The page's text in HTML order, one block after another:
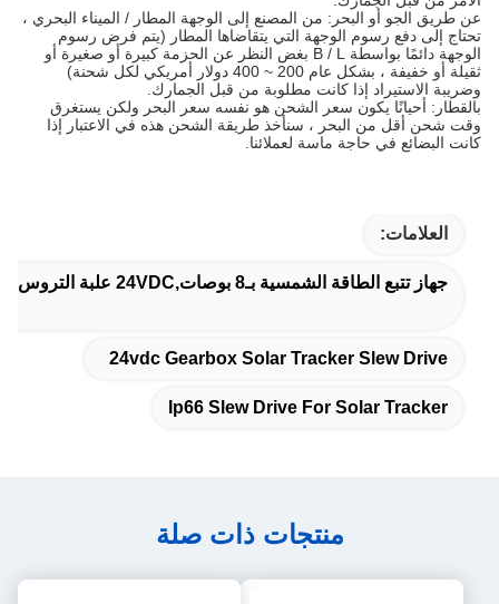
عن طريق الجو أو البحر: من المصنع إلى الوجهة المطار / الميناء البحري ،
تحتاج إلى دفع رسوم الوجهة التي يتقاضاها المطار (يتم فرض رسوم
الوجهة دائمًا بواسطة B / L بغض النظر عن الحزمة كبيرة أو صغيرة أو
ثقيلة أو خفيفة ، بشكل عام 200 ~ 400 دولار أمريكي لكل شحنة)
وضريبة الاستيراد إذا كانت مطلوبة من قبل الجمارك.
بالقطار: أحيانًا يكون سعر الشحن هو نفسه سعر البحر ولكن يستغرق
وقت شحن أقل من البحر ، سنأخذ طريقة الشحن هذه في الاعتبار إذا
كانت البضائع في حاجة ماسة لعملائنا.
العلامات:
جهاز تتبع الطاقة الشمسية بـ8 بوصات,24VDC علبة التروس تتبع الطاقة الشمسية,ip66 سليو محرك لمتتبع الطاقة الشمسية
24vdc Gearbox Solar Tracker Slew Drive
Ip66 Slew Drive For Solar Tracker
منتجات ذات صلة